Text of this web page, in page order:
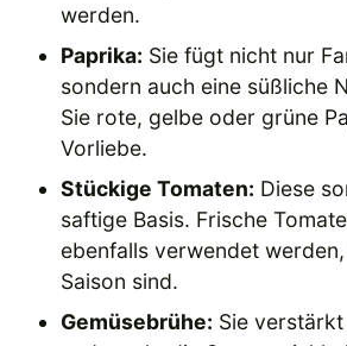
werden.
Paprika: Sie fügt nicht nur
sondern auch eine süßliche
Sie rote, gelbe oder grüne
Vorliebe.
Stückige Tomaten: Diese
saftige Basis. Frische
ebenfalls verwendet
Saison sind.
Gemüsebrühe: Sie